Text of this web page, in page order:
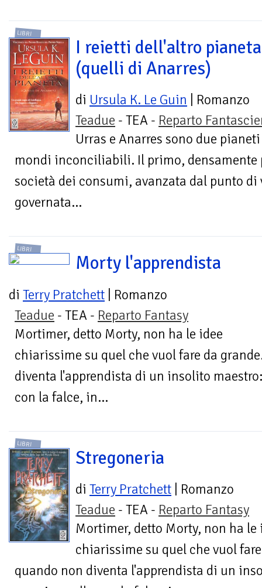
LIBRI
I reietti dell'altro pianeta
(quelli di Anarres)
di Ursula K. Le Guin | Romanzo
Teadue - TEA - Reparto
Urras e Anarres sono due
mondi inconciliabili. Il primo, densamente
società dei consumi, avanzata dal punto di
governata...
LIBRI
Morty l'apprendista
di Terry Pratchett | Romanzo
Teadue - TEA - Reparto Fantasy
Mortimer, detto Morty, non ha le idee
chiarissime su quel che vuol fare da
diventa l'apprendista di un insolito
con la falce, in...
LIBRI
Stregoneria
di Terry Pratchett | Romanzo
Teadue - TEA - Reparto Fantasy
Mortimer, detto Morty, non ha le
chiarissime su quel che vuol
quando non diventa l'apprendista di un